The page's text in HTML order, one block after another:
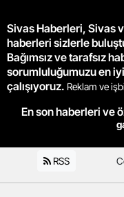
Sivas Haberleri, Sivas
haberleri sizlerle
Bağımsız ve tarafsız
sorumluluğumuzu en
çalışıyoruz. Reklam ve
En son haberleri ve
RSS